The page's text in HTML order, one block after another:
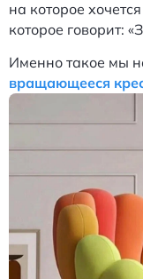
на которое
которое говорит:
Именно такое мы
вращающееся